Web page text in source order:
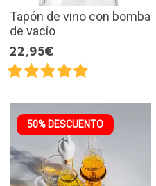
Tapón de vino con bomba
de vacío
22,95€
50% DESCUENTO